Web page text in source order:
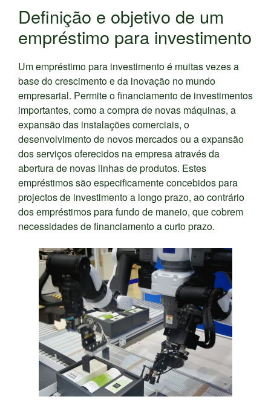
Definição e objetivo de um
empréstimo para investimento
Um empréstimo para investimento é muitas vezes a
base do crescimento e da inovação no mundo
empresarial. Permite o financiamento de investimentos
importantes, como a compra de novas máquinas, a
expansão das instalações comerciais, o
desenvolvimento de novos mercados ou a expansão
dos serviços oferecidos na empresa através da
abertura de novas linhas de produtos. Estes
empréstimos são especificamente concebidos para
projectos de investimento a longo prazo, ao contrário
dos empréstimos para fundo de maneio, que cobrem
necessidades de financiamento a curto prazo.